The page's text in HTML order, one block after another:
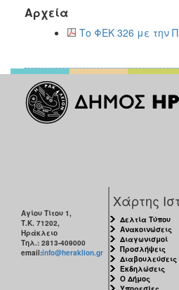
Αρχεία
Το ΦΕΚ 326 με την
Αγίου Τίτου 1,
Τ.Κ. 71202,
Ηράκλειο
Τηλ.: 2813-409000
email:info@heraklion.gr
Χάρτης
Δελτία Τύπου
Ανακοινώσεις
Διαγωνισμοί
Προσλήψεις
Διαβουλεύσεις
Εκδηλώσεις
Ο Δήμος